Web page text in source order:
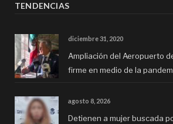
TENDENCIAS
diciembre 31, 2020
Ampliación del Aeropuerto
firme en medio de la
agosto 8, 2026
Detienen a mujer buscada